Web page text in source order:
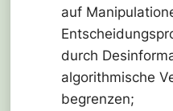
auf
durch
algorithmische
begrenzen;